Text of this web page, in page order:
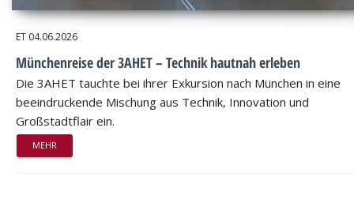
ET 04.06.2026
Münchenreise der 3AHET – Technik hautnah erleben
Die 3AHET tauchte bei ihrer Exkursion nach München in eine
beeindruckende Mischung aus Technik, Innovation und
Großstadtflair ein.
MEHR